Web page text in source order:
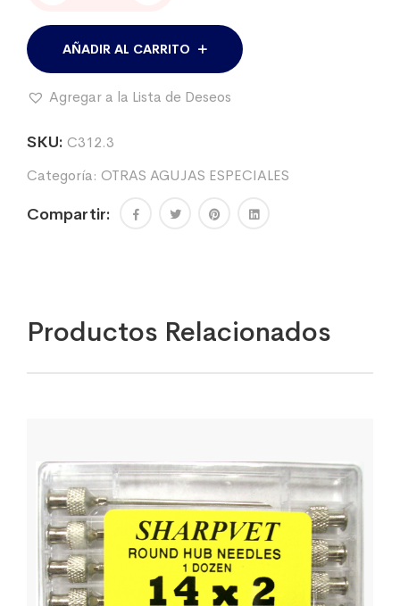
14G
x
50mm.
AÑADIR AL CARRITO
Agregar a la Lista de Deseos
SKU: C312.3
Categoría: OTRAS AGUJAS ESPECIALES
Compartir:
Productos Relacionados